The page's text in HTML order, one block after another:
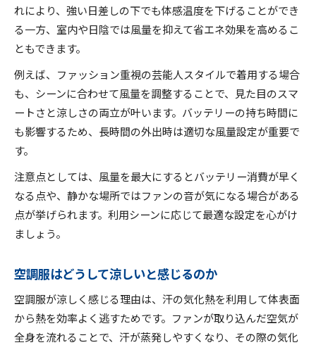
れにより、強い日差しの下でも体感温度を下げることができ
る一方、室内や日陰では風量を抑えて省エネ効果を高めるこ
ともできます。
例えば、ファッション重視の芸能人スタイルで着用する場合
も、シーンに合わせて風量を調整することで、見た目のスマ
ートさと涼しさの両立が叶います。バッテリーの持ち時間に
も影響するため、長時間の外出時は適切な風量設定が重要で
す。
注意点としては、風量を最大にするとバッテリー消費が早く
なる点や、静かな場所ではファンの音が気になる場合がある
点が挙げられます。利用シーンに応じて最適な設定を心がけ
ましょう。
空調服はどうして涼しいと感じるのか
空調服が涼しく感じる理由は、汗の気化熱を利用して体表面
から熱を効率よく逃すためです。ファンが取り込んだ空気が
全身を流れることで、汗が蒸発しやすくなり、その際の気化